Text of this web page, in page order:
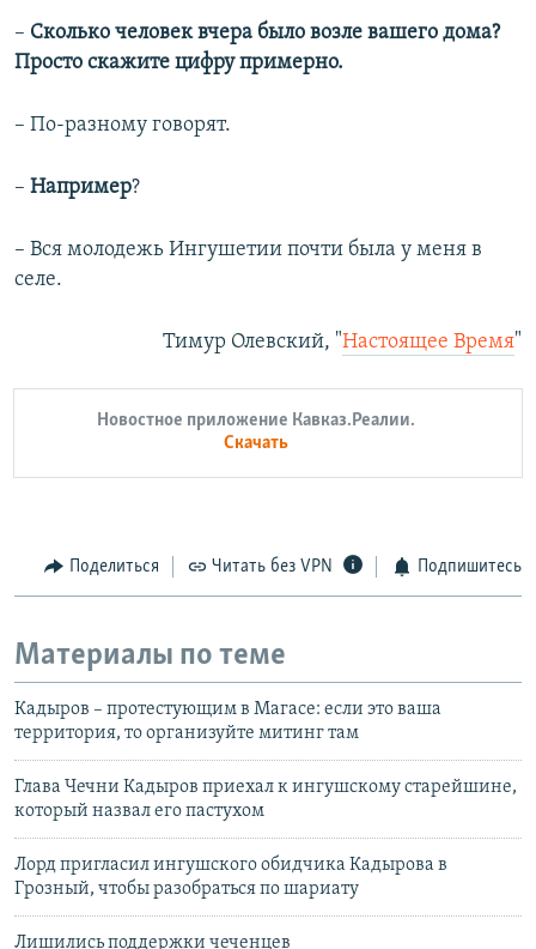
–​ Сколько человек вчера было возле вашего дома?
Просто скажите цифру примерно.
– По-разному говорят.
– Например?
– Вся молодежь Ингушетии почти была у меня в
селе.
Тимур Олевский, "Настоящее Время"
Новостное приложение Кавказ.Реалии.
Скачать
Поделиться Читать без VPN Подпишитесь
Материалы по теме
Кадыров – протестующим в Магасе: если это ваша
территория, то организуйте митинг там
Глава Чечни Кадыров приехал к ингушскому старейшине,
который назвал его пастухом
Лорд пригласил ингушского обидчика Кадырова в
Грозный, чтобы разобраться по шариату
Лишились поддержки чеченцев